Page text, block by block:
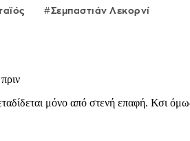
Σεμπαστιάν Λεκορνί